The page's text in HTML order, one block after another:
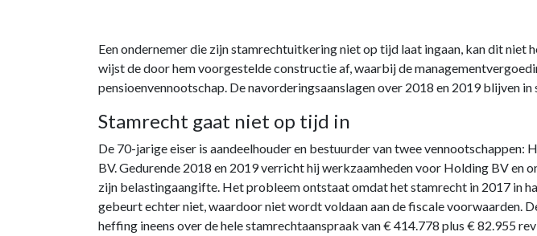
Een ondernemer die zijn stamrechtuitkering niet op tijd laat ingaan, kan dit
wijst de door hem voorgestelde constructie af, waarbij de
pensioenvennootschap. De navorderingsaanslagen over 2018 en 2019 blijven in
Stamrecht gaat niet op tijd in
De 70-jarige eiser is aandeelhouder en bestuurder van twee
BV. Gedurende 2018 en 2019 verricht hij werkzaamheden voor Holding BV
zijn belastingaangifte. Het probleem ontstaat omdat het stamrecht in 2017 in
gebeurt echter niet, waardoor niet wordt voldaan aan de fiscale voorwaarden.
heffing ineens over de hele stamrechtaanspraak van € 414.778 plus € 82.955